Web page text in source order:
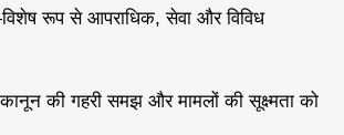
रूप से आपराधिक, सेवा और विविध
की गहरी समझ और मामलों की सूक्ष्मता को